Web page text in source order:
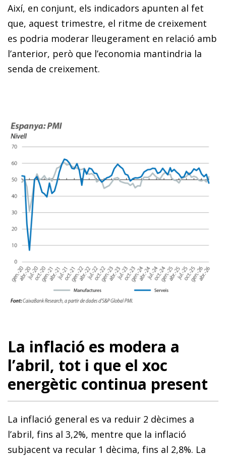
Així, en conjunt, els indicadors apunten al fet
que, aquest trimestre, el ritme de creixement
es podria moderar lleugerament en relació amb
l’anterior, però que l’economia mantindria la
senda de creixement.
La inflació es modera a
l’abril, tot i que el xoc
energètic continua present
La inflació general es va reduir 2 dècimes a
l’abril, fins al 3,2%, mentre que la inflació
subjacent va recular 1 dècima, fins al 2,8%. La